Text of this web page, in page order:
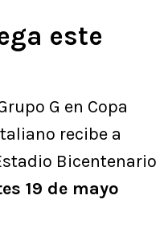
este
G en Copa
recibe a
Bicentenario
19 de mayo